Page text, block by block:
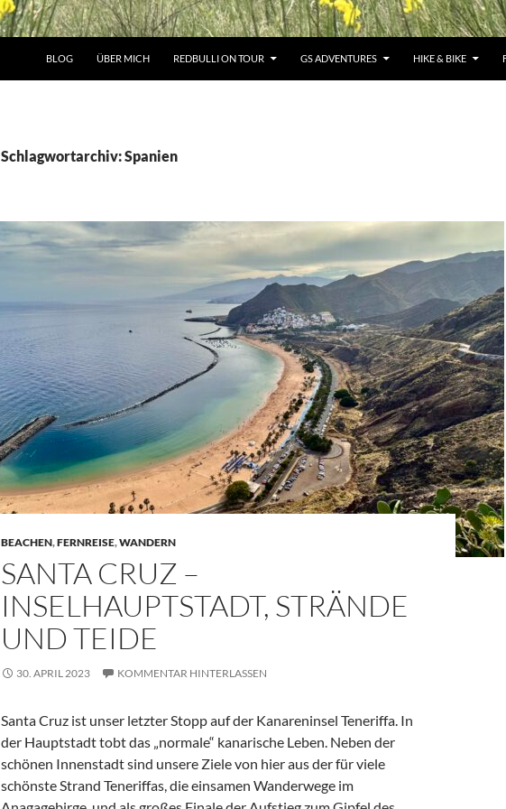
BLOG ÜBER MICH REDBULLI ON TOUR GS ADVENTURES HIKE & BIKE
Schlagwortarchiv: Spanien
BEACHEN,FERNREISE,WANDERN
SANTA CRUZ –
INSELHAUPTSTADT, STRÄNDE
UND TEIDE
30. APRIL 2023 KOMMENTAR HINTERLASSEN
Santa Cruz ist unser letzter Stopp auf der Kanareninsel Teneriffa. In
der Hauptstadt tobt das „normale“ kanarische Leben. Neben der
schönen Innenstadt sind unsere Ziele von hier aus der für viele
schönste Strand Teneriffas, die einsamen Wanderwege im